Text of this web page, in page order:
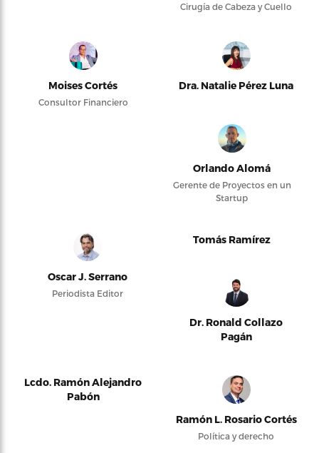
Cirugía de Cabeza y Cuello
Moises Cortés
Consultor Financiero
Dra. Natalie Pérez Luna
Orlando Alomá
Gerente de Proyectos en un
Startup
Oscar J. Serrano
Periodista Editor
Tomás Ramírez
Dr. Ronald Collazo
Pagán
Lcdo. Ramón Alejandro
Pabón
Ramón L. Rosario Cortés
Política y derecho